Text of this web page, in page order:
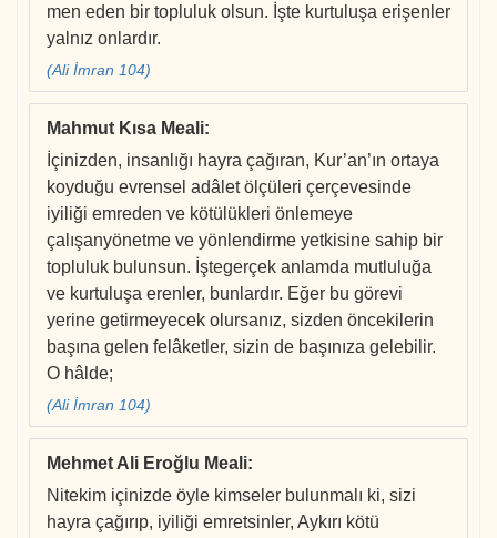
men eden bir topluluk olsun. İşte kurtuluşa erişenler
yalnız onlardır.
(Ali İmran 104)
Mahmut Kısa Meali:
İçinizden, insanlığı hayra çağıran, Kur’an’ın ortaya
koyduğu evrensel adâlet ölçüleri çerçevesinde
iyiliği emreden ve kötülükleri önlemeye
çalışanyönetme ve yönlendirme yetkisine sahip bir
topluluk bulunsun. İştegerçek anlamda mutluluğa
ve kurtuluşa erenler, bunlardır. Eğer bu görevi
yerine getirmeyecek olursanız, sizden öncekilerin
başına gelen felâketler, sizin de başınıza gelebilir.
O hâlde;
(Ali İmran 104)
Mehmet Ali Eroğlu Meali:
Nitekim içinizde öyle kimseler bulunmalı ki, sizi
hayra çağırıp, iyiliği emretsinler, Aykırı kötü